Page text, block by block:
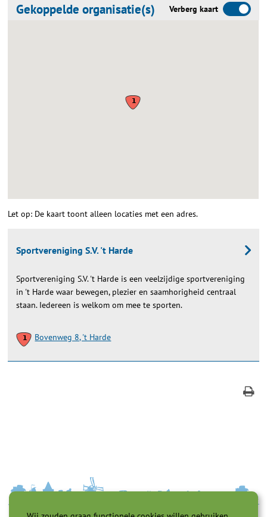
Gekoppelde organisatie(s) Verberg kaart
Let op: De kaart toont alleen locaties met een adres.
Sportvereniging S.V. 't Harde
Sportvereniging S.V. 't Harde is een veelzijdige sportvereniging
in 't Harde waar bewegen, plezier en saamhorigheid centraal
staan. Iedereen is welkom om mee te sporten.
Bovenweg 8, 't Harde